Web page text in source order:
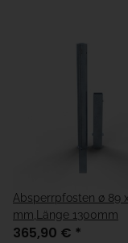
Absperrpfosten ø 89
mm,Länge 1300mm
365,90 € *